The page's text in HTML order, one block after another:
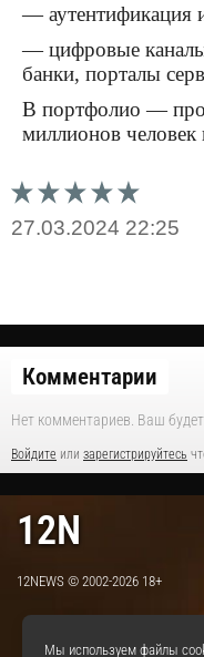
— аутентификация
— цифровые каналы
банки, порталы
В портфолио —
миллионов человек
27.03.2024 22:25
Комментарии
Нет комментариев. Ваш
Войдите или зарегистрируйтесь
12N
12NEWS © 2002-2026 18+
Мы используем файлы